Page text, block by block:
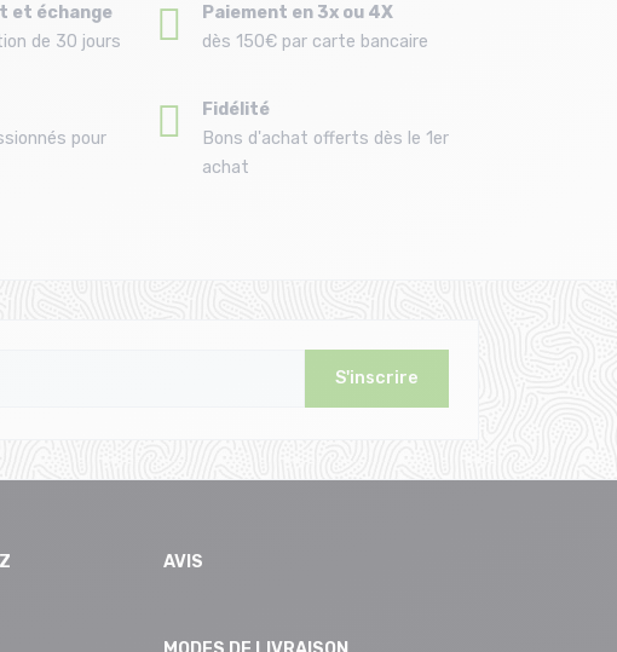
et échange
de 30 jours
Paiement en 3x ou 4X
dès 150€ par carte bancaire
pour
Fidélité
Bons d'achat offerts dès le 1er
achat
S'inscrire
AVIS